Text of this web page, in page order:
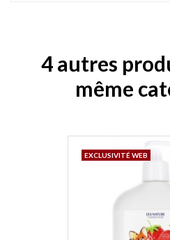
4 autres
même
EXCLUSIVITÉ WEB